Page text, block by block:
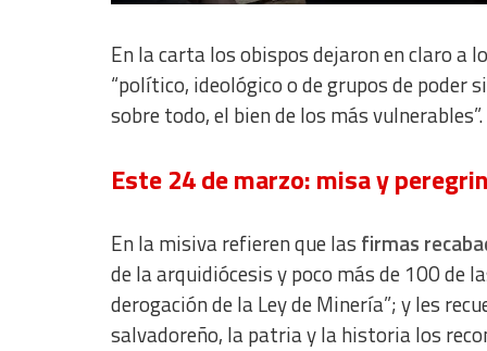
En la carta los obispos dejaron en claro a
“político, ideológico o de grupos de poder
sobre todo, el bien de los más vulnerables”.
Este 24 de marzo: misa y
En la misiva refieren que las firmas
de la arquidiócesis y poco más de 100 de
derogación de la Ley de Minería”; y les
salvadoreño, la patria y la historia los
Non-IAB processing purposes:
Advertising